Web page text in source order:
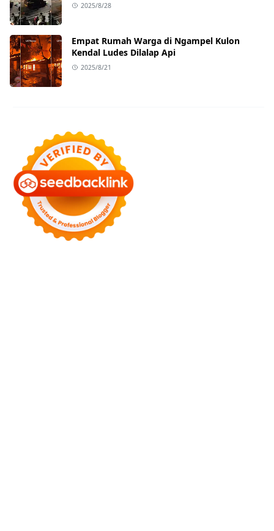
2025/8/28
Empat Rumah Warga di Ngampel Kulon
Kendal Ludes Dilalap Api
2025/8/21